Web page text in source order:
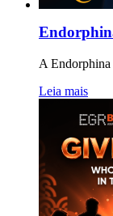
A
Leia mais